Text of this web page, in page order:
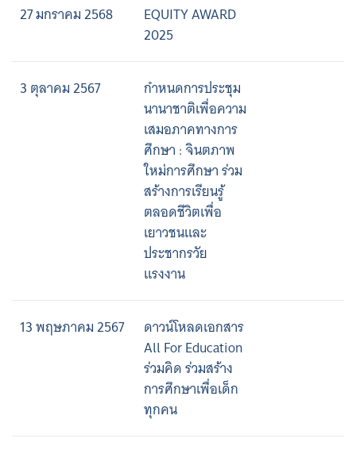
27 มกราคม 2568
EQUITY AWARD
2025
3 ตุลาคม 2567
กำหนดการประชุม
นานาชาติเพื่อความ
เสมอภาคทางการ
ศึกษา : จินตภาพ
ใหม่การศึกษา ร่วม
สร้างการเรียนรู้
ตลอดชีวิตเพื่อ
เยาวชนและ
ประชากรวัย
แรงงาน
13 พฤษภาคม 2567
ดาวน์โหลดเอกสาร
All For Education
ร่วมคิด ร่วมสร้าง
การศึกษาเพื่อเด็ก
ทุกคน